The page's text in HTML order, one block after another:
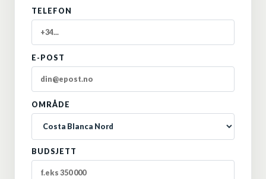
TELEFON
E-POST
OMRÅDE
BUDSJETT